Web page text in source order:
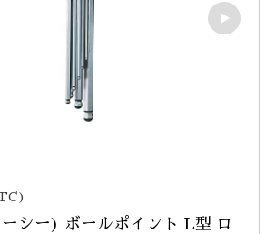
シー) ボールポイント L型 ロ